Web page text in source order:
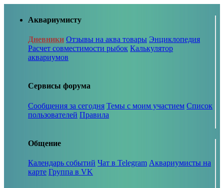
Аквариумисту
Дневники Отзывы на аква товары Энциклопедия
Расчет совместимости рыбок Калькулятор
аквариумов
Сервисы форума
Сообщения за сегодня Темы с моим участием Список
пользователей Правила
Общение
Календарь событий Чат в Telegram Аквариумисты на
карте Группа в VK